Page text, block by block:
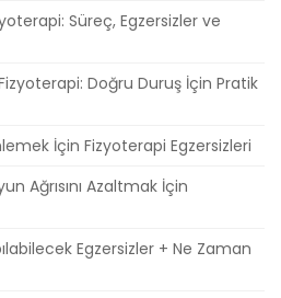
Süreç, Egzersizler ve
Doğru Duruş İçin Pratik
İçin Fizyoterapi Egzersizleri
Ağrısını Azaltmak İçin
Egzersizler + Ne Zaman